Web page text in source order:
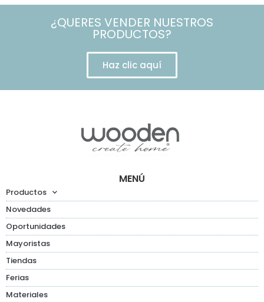
¿QUERES VENDER NUESTROS
PRODUCTOS?
Haz clic aquí
MENÚ
Productos
Novedades
Oportunidades
Mayoristas
Tiendas
Ferias
Materiales